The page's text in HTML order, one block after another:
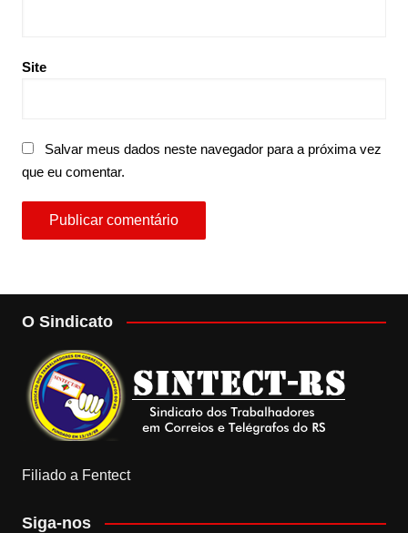
Site
Salvar meus dados neste navegador para a próxima vez
que eu comentar.
O Sindicato
Filiado a Fentect
Siga-nos